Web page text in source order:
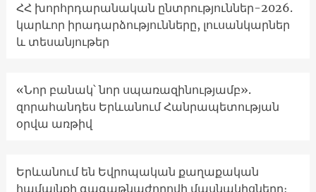
ՀՀ խորհրդարանական ընտրություններ-2026.
կարևոր իրադարձությունները, լուսանկարներ
և տեսանյութեր
«Նոր բանակ՝ նոր սպառազինությամբ».
զորահանդես Երևանում Հանրապետության
օրվա առթիվ
Երևանում են Եվրոպական քաղաքական
համայնքի գագաթնաժողովի մասնակիցները։